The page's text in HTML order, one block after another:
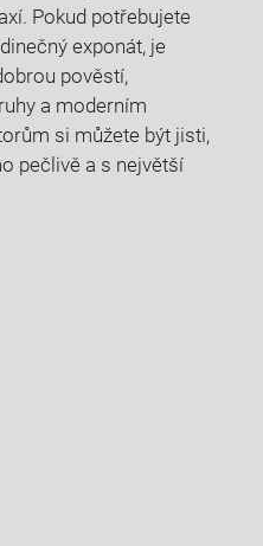
Pokud potřebujete
exponát, je
pověstí,
a ⁢moderním⁤
si ⁣můžete ‌být jisti,
pečlivě⁣ a s největší